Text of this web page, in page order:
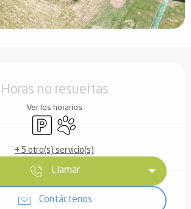
Horas no resueltas
Ver los horarios
AparcamientoSe aceptan animales
+ 5 otro(s) servicio(s)
Llamar
Contáctenos